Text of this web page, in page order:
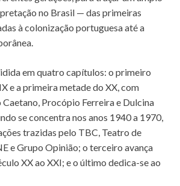
no Brasil — das primeiras
à colonização portuguesa até a
em quatro capítulos: o primeiro
e a primeira metade do XX, com
Procópio Ferreira e Dulcina
se concentra nos anos 1940 a 1970,
trazidas pelo TBC, Teatro de
e Grupo Opinião; o terceiro avança
XX ao XXI; e o último dedica-se ao